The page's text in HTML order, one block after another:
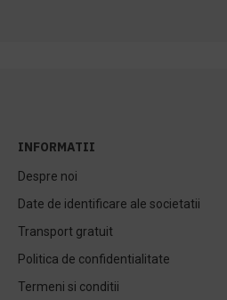
INFORMATII
Despre noi
Date de identificare ale societatii
Transport gratuit
Politica de confidentialitate
Termeni si conditii